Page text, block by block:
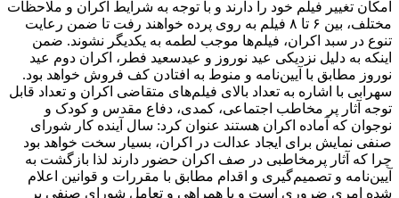
امکان تغییر فیلم خود را دارند و با توجه به شرایط اکران و ملاحظات
مختلف، بین ۶ تا ۸ فیلم به روی پرده خواهند رفت تا ضمن رعایت
تنوع در سبد اکران، فیلم‌ها موجب لطمه به یکدیگر نشوند. ضمن
اینکه به دلیل نزدیکی عید نوروز و عیدسعید فطر، اکران دوم عید
نوروز مطابق با آیین‌نامه و منوط به افتادن کف فروش خواهد بود.
سهرابی با اشاره به تعداد بالای فیلم‌های متقاضی اکران و تعداد قابل
توجه آثار پر مخاطب اجتماعی، کمدی، دفاع مقدس و کودک و
نوجوان که آماده اکران هستند عنوان کرد: سال آینده کار شورای
صنفی نمایش برای ایجاد عدالت در اکران، بسیار سخت خواهد بود
چرا که آثار پرمخاطبی در صف اکران حضور دارند لذا بازگشت به
آیین‌نامه و تصمیم‌گیری و اقدام مطابق با مقررات و قوانین اعلام
شده امری ضروری است و با همراهی و تعامل شورای صنفی بر